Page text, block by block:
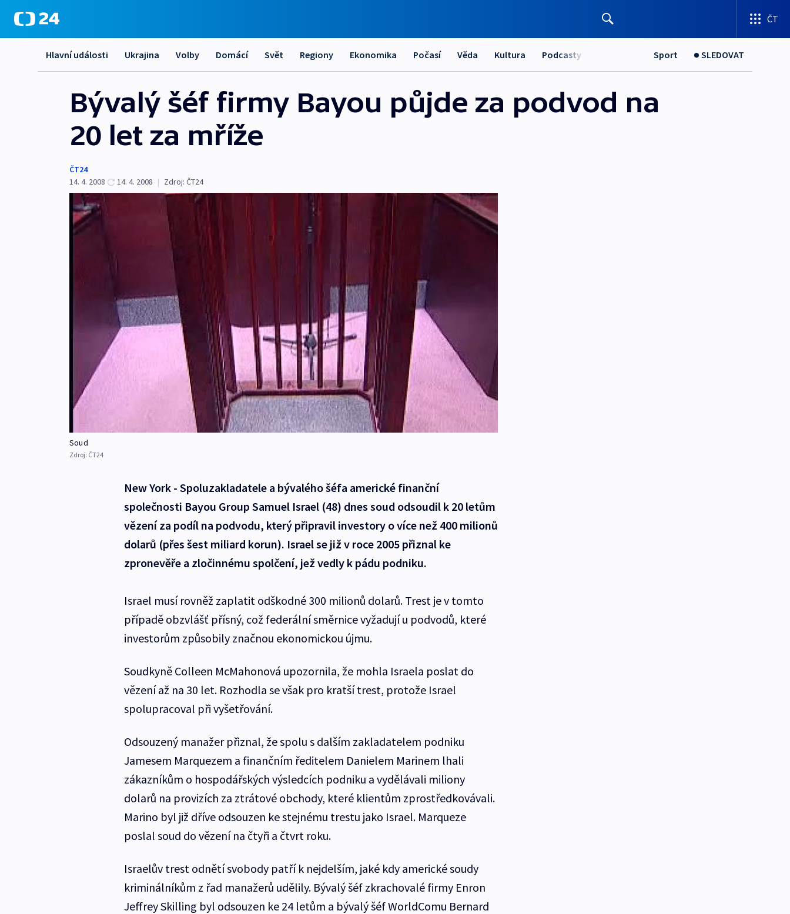
ČT
Hlavní události Ukrajina Volby Domácí Svět Regiony Ekonomika Počasí Věda Kultura Podcasty Sport SLEDOVAT
Bývalý šéf firmy Bayou půjde za podvod na
20 let za mříže
ČT24
14. 4. 2008
14. 4. 2008 | Zdroj: ČT24
Soud
Zdroj: ČT24
New York - Spoluzakladatele a bývalého šéfa americké finanční
společnosti Bayou Group Samuel Israel (48) dnes soud odsoudil k 20 letům
vězení za podíl na podvodu, který připravil investory o více než 400 milionů
dolarů (přes šest miliard korun). Israel se již v roce 2005 přiznal ke
zpronevěře a zločinnému spolčení, jež vedly k pádu podniku.
Israel musí rovněž zaplatit odškodné 300 milionů dolarů. Trest je v tomto
případě obzvlášť přísný, což federální směrnice vyžadují u podvodů, které
investorům způsobily značnou ekonomickou újmu.
Soudkyně Colleen McMahonová upozornila, že mohla Israela poslat do
vězení až na 30 let. Rozhodla se však pro kratší trest, protože Israel
spolupracoval při vyšetřování.
Odsouzený manažer přiznal, že spolu s dalším zakladatelem podniku
Jamesem Marquezem a finančním ředitelem Danielem Marinem lhali
zákazníkům o hospodářských výsledcích podniku a vydělávali miliony
dolarů na provizích za ztrátové obchody, které klientům zprostředkovávali.
Marino byl již dříve odsouzen ke stejnému trestu jako Israel. Marqueze
poslal soud do vězení na čtyři a čtvrt roku.
Israelův trest odnětí svobody patří k nejdelším, jaké kdy americké soudy
kriminálníkům z řad manažerů udělily. Bývalý šéf zkrachovalé firmy Enron
Jeffrey Skilling byl odsouzen ke 24 letům a bývalý šéf WorldComu Bernard